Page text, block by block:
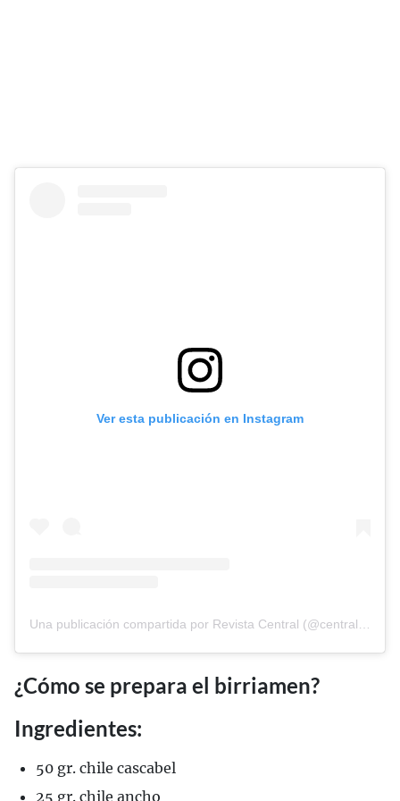
Ver esta publicación en Instagram
¿Cómo se prepara el birriamen?
Ingredientes:
50 gr. chile cascabel
25 gr. chile ancho